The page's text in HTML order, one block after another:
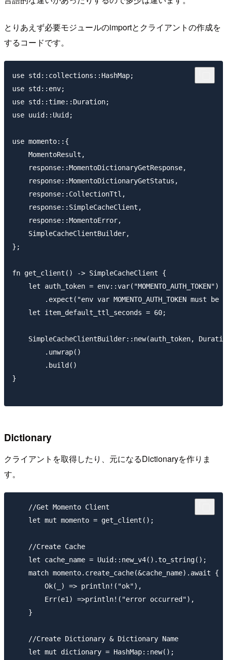
とりあえず必要モジュールのimportとクライアントの作成を
するコードです。
use std::collections::HashMap;
use std::env;
use std::time::Duration;
use uuid::Uuid;
use momento::{
    MomentoResult,
    response::MomentoDictionaryGetResponse,
    response::MomentoDictionaryGetStatus,
    response::CollectionTtl,
    response::SimpleCacheClient,
    response::MomentoError,
    SimpleCacheClientBuilder,
};
fn get_client() -> SimpleCacheClient {
    let auth_token = env::var("MOMENTO_AUTH_TOKEN")
.expect("env var MOMENTO_AUTH_TOKEN must be
    let item_default_ttl_seconds = 60;
SimpleCacheClientBuilder::new(auth_token,
        .unwrap()
        .build()
}
Dictionary
クライアントを取得したり、元になるDictionaryを作りま
す。
    //Get Momento Client
    let mut momento = get_client();
    //Create Cache
    let cache_name = Uuid::new_v4().to_string();
    match momento.create_cache(&cache_name).await {
        Ok(_) => println!("ok"),
        Err(e1) =>println!("error occurred"),
    }
    //Create Dictionary & Dictionary Name
    let mut dictionary = HashMap::new();